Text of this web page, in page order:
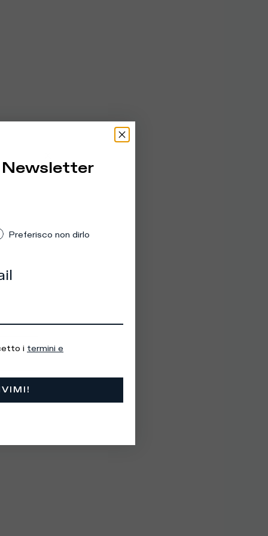
Preferisco non dirlo
i termini e